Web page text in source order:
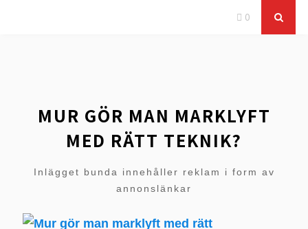
0
MUR GÖR MAN MARKLYFT
MED RÄTT TEKNIK?
Inlägget bunda innehåller reklam i form av
annonslänkar